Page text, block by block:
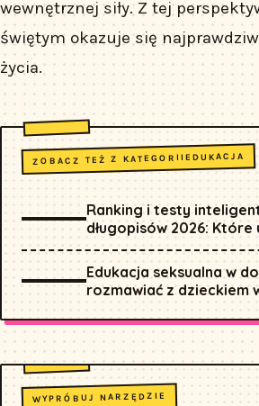
wewnętrznej siły. Z tej
świętym okazuje się
życia.
ZOBACZ TEŻ Z KATEGORIIEDUKACJA
Ranking i testy
długopisów 2026: Które
najlepiej zapisują i
Edukacja seksualna w
rozmawiać z dzieckiem
WYPRÓBUJ NARZĘDZIE